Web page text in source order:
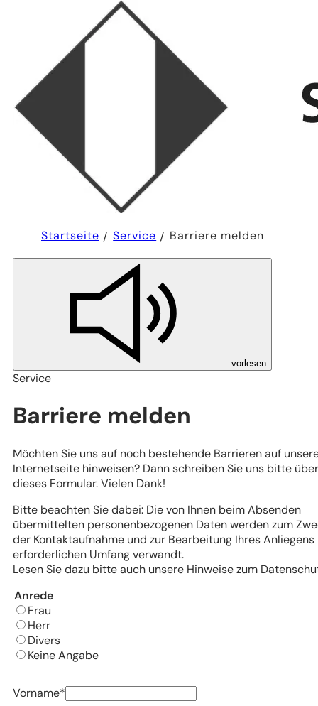
hier:
Startseite Service Barriere melden
vorlesen
Service
Barriere melden
Möchten Sie uns auf noch bestehende Barrieren auf
Internetseite hinweisen? Dann schreiben Sie uns bitte über
dieses Formular. Vielen Dank!
Bitte beachten Sie dabei: Die von Ihnen beim Absenden
übermittelten personenbezogenen Daten werden zum
der Kontaktaufnahme und zur Bearbeitung Ihres Anliegens
erforderlichen Umfang verwandt.
Lesen Sie dazu bitte auch unsere Hinweise zum
Barriere
Anrede
Frau
Herr
Divers
Keine Angabe
Vorname*